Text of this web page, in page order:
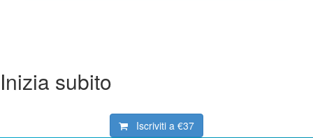
Inizia subito
Iscriviti a €37